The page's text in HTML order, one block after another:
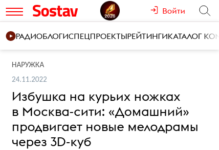
Войти
РАДИОБЛОГИСПЕЦПРОЕКТЫРЕЙТИНГИКАТАЛОГ
НАРУЖКА
24.11.2022
Избушка на курьих ножках
в Москва-сити: «Домашний»
продвигает новые мелодрамы
через 3D-куб